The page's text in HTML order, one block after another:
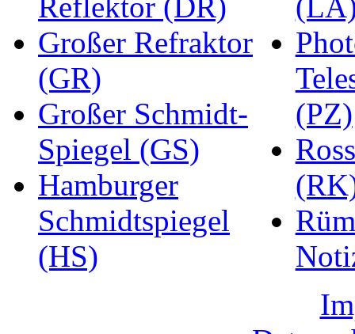
Großer Refraktor
(GR)
Großer Schmidt-
Spiegel (GS)
Hamburger
Schmidtspiegel
(HS)
(PZ)